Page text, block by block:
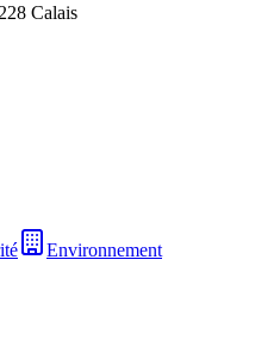
Calais
Environnement